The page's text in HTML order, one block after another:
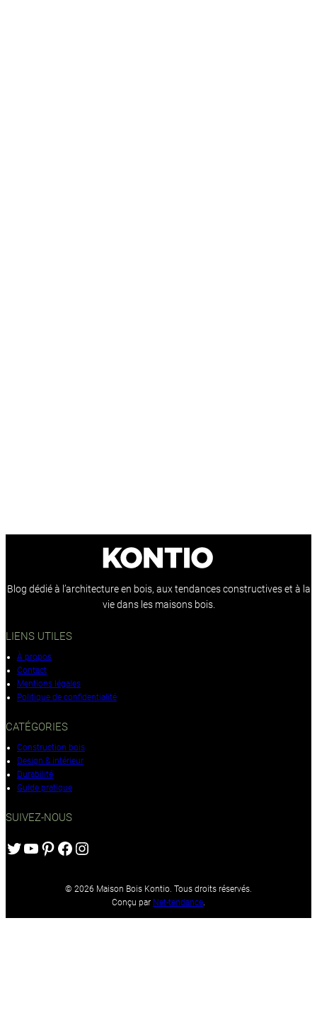
Blog dédié à l’architecture en bois, aux tendances constructives et à la
vie dans les maisons bois.
LIENS UTILES
À propos
Contact
Mentions légales
Politique de confidentialité
CATÉGORIES
Construction bois
Design & intérieur
Durabilité
Guide pratique
SUIVEZ-NOUS
Twitter YouTube Pinterest Facebook Instagram
© 2026 Maison Bois Kontio. Tous droits réservés.
Conçu par Net-tendance